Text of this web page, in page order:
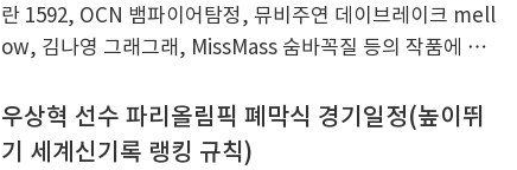
다. 이승환 가수 매불쇼 영상 ✅ 이승환 탄핵 콘서트 영상
✅ 네티즌들은 영상 댓글에 영향력은 이럴 때 쓰는 것이라는
란 1592, OCN 뱀파이어탐정, 뮤비주연 데이브레이크 mell
ow, 김나영 그래그래, MissMass 숨바꼭질 등의 작품에 출
선포 관련 옹호글을 올려 질타를 받았고 옹호 게시글로 인해
강사 계약직 직장으로부터 해고를 받았다고 합니다. 차강석
우상혁 선수 파리올림픽 폐막식 경기일정(높이뛰
기 세계신기록 랭킹 규칙)